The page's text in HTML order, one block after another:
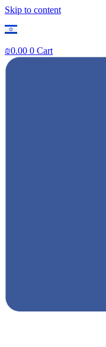
Skip to content
₪0.00 0 Cart